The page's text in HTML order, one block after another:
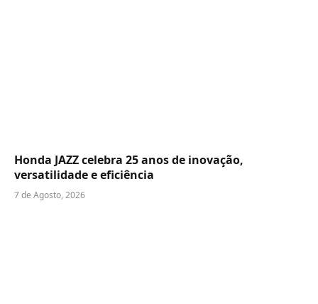
Honda JAZZ celebra 25 anos de inovação,
versatilidade e eficiência
7 de Agosto, 2026